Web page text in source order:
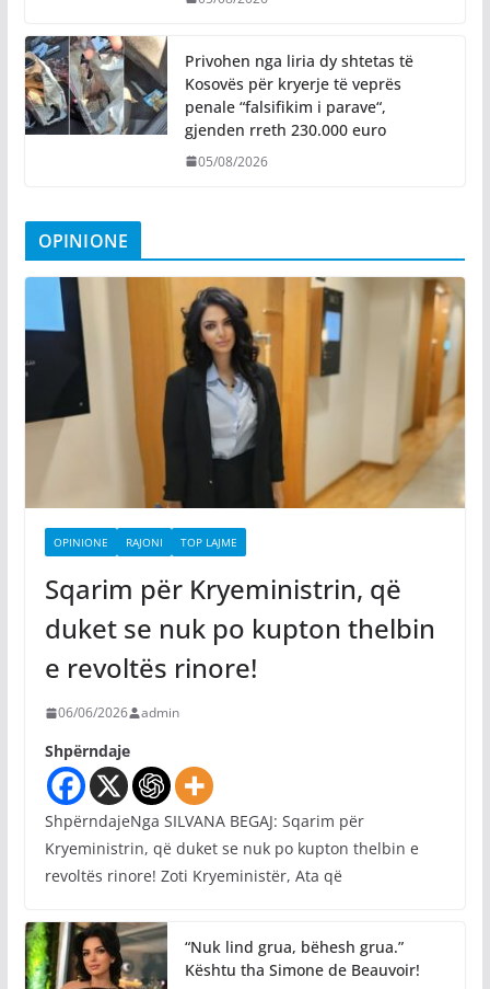
Privohen nga liria dy shtetas të
Kosovës për kryerje të veprës
penale “falsifikim i parave“,
gjenden rreth 230.000 euro
05/08/2026
OPINIONE
OPINIONE RAJONI TOP LAJME
Sqarim për Kryeministrin, që
duket se nuk po kupton thelbin
e revoltës rinore!
06/06/2026 admin
Shpërndaje
ShpërndajeNga SILVANA BEGAJ: Sqarim për
Kryeministrin, që duket se nuk po kupton thelbin e
revoltës rinore! Zoti Kryeministër, Ata që
“Nuk lind grua, bëhesh grua.”
Kështu tha Simone de Beauvoir!